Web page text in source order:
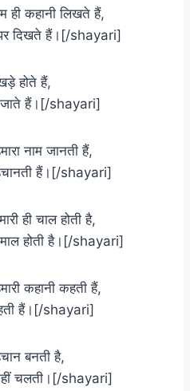
ही कहानी लिखते हैं,
पर दिखते हैं।[/shayari]
होते हैं,
जाते हैं।[/shayari]
नाम जानती हैं,
हैं।[/shayari]
ही चाल होती है,
होती है।[/shayari]
कहानी कहती हैं,
हैं।[/shayari]
बनती है,
चलती।[/shayari]